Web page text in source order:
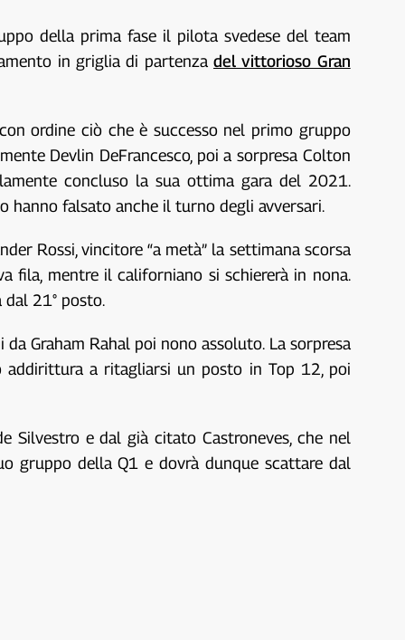
della prima fase il pilota svedese del team
in griglia di partenzadel vittorioso Gran
ordine ciò che è successo nel primo gruppo
Devlin DeFrancesco, poi a sorpresa Colton
concluso la sua ottima gara del 2021.
hanno falsato anche il turno degli avversari.
Rossi, vincitore “a metà” la settimana scorsa
fila, mentre il californiano si schiererà in nona.
21° posto.
Graham Rahal poi nono assoluto. La sorpresa
a ritagliarsi un posto in Top 12, poi
Silvestro e dal già citato Castroneves, che nel
gruppo della Q1 e dovrà dunque scattare dal